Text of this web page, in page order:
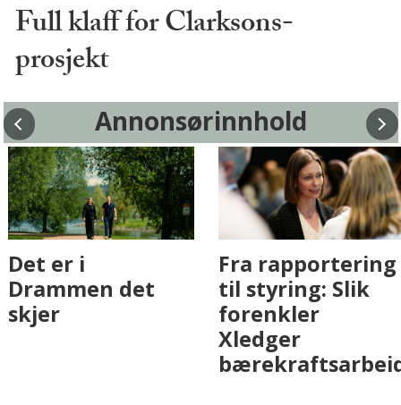
Full klaff for Clarksons-
prosjekt
Annonsørinnhold
Fenistra endrer
eiendomsbransjen
med AI. Slik ser vi
Det er i
Drammen det
skjer